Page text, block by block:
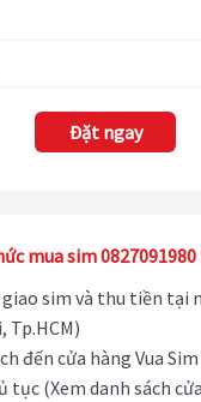
Đặt ngay
mua sim
giao sim và thu tiền tại
Tp.HCM)
đến cửa hàng Vua
tục (Xem danh sách